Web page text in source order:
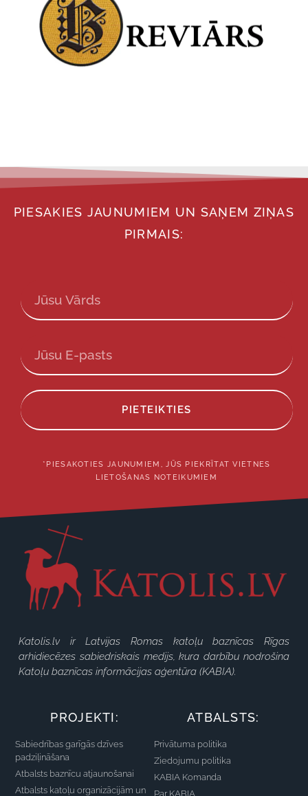
PIESAKIES JAUNUMIEM UN SAŅEM ZIŅAS
PIRMAIS:
PIETEIKTIES
*PIESAKOTIES JAUNUMIEM, JŪS PIEKRĪTAT VIETNES
LIETOŠANAS NOTEIKUMIEM
Katolis.lv ir Latvijas Romas katoļu baznīcas Rīgas
arhidiecēzes sabiedriskais medijs, kura darbību nodrošina
Katoļu baznīcas informācijas aģentūra (KABIA).
PROJEKTI:
Sabiedrības garīgās dzīves
padziļināšana
Atbalsts baznīcu atjaunošanai
Atbalsts katoļu organizācijām un
ATBALSTS:
Privātuma politika
Ziedojumu politika
KABIA Komanda
Par KABIA